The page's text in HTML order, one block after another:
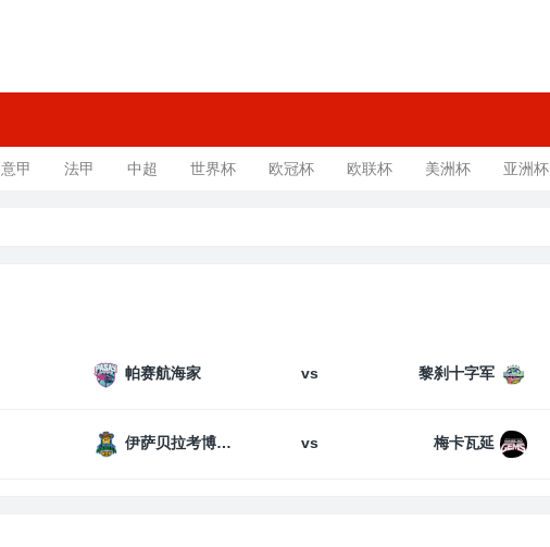
意甲 法甲 中超 世界杯 欧冠杯 欧联杯 美洲杯 亚洲杯
帕赛航海家 vs 黎刹十字军
伊萨贝拉考博伊斯 vs 梅卡瓦延